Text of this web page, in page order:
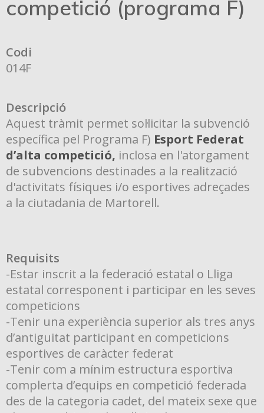
competició (programa F)
Codi
014F
Descripció
Aquest tràmit permet sol·licitar la subvenció
específica pel Programa F) Esport Federat
d’alta competició, inclosa en l'atorgament
de subvencions destinades a la realització
d'activitats físiques i/o esportives adreçades
a la ciutadania de Martorell.
Requisits
-Estar inscrit a la federació estatal o Lliga
estatal corresponent i participar en les seves
competicions
-Tenir una experiència superior als tres anys
d’antiguitat participant en competicions
esportives de caràcter federat
-Tenir com a mínim estructura esportiva
complerta d’equips en competició federada
des de la categoria cadet, del mateix sexe que